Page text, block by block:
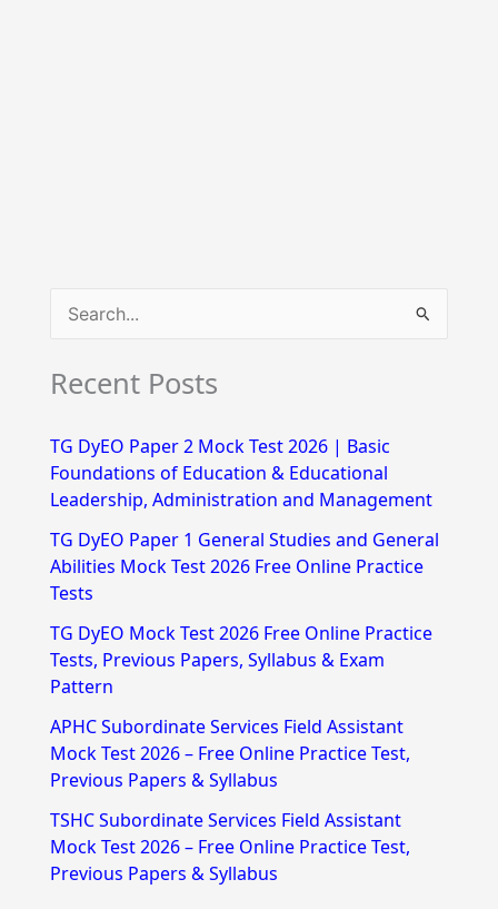
a
c
h
f
o
r
Recent Posts
TG DyEO Paper 2 Mock Test 2026 | Basic
Foundations of Education & Educational
Leadership, Administration and Management
TG DyEO Paper 1 General Studies and General
Abilities Mock Test 2026 Free Online Practice
Tests
TG DyEO Mock Test 2026 Free Online Practice
Tests, Previous Papers, Syllabus & Exam
Pattern
APHC Subordinate Services Field Assistant
Mock Test 2026 – Free Online Practice Test,
Previous Papers & Syllabus
TSHC Subordinate Services Field Assistant
Mock Test 2026 – Free Online Practice Test,
Previous Papers & Syllabus